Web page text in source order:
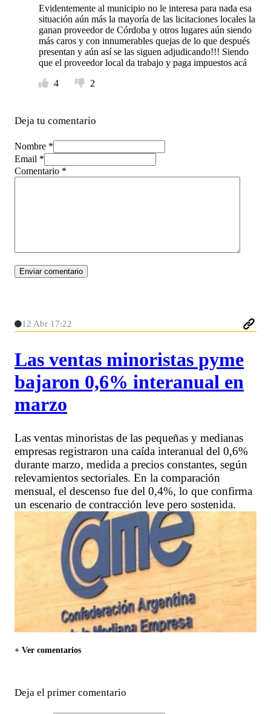
Evidentemente al municipio no le interesa para nada esa
situación aún más la mayoría de las licitaciones locales la
ganan proveedor de Córdoba y otros lugares aún siendo
más caros y con innumerables quejas de lo que después
presentan y aún así se las siguen adjudicando!!! Siendo
que el proveedor local da trabajo y paga impuestos acá
4
2
Deja tu comentario
Nombre *
Email *
Comentario *
12 Abr 17:22
Las ventas minoristas pyme
bajaron 0,6% interanual en
marzo
Las ventas minoristas de las pequeñas y medianas
empresas registraron una caída interanual del 0,6%
durante marzo, medida a precios constantes, según
relevamientos sectoriales. En la comparación
mensual, el descenso fue del 0,4%, lo que confirma
un escenario de contracción leve pero sostenida.
+ Ver comentarios
Deja el primer comentario